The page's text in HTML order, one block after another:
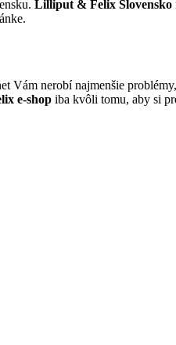
Lilliput & Felix Slovensko
Vám nerobí najmenšie
e-shop iba kvôli tomu, aby si